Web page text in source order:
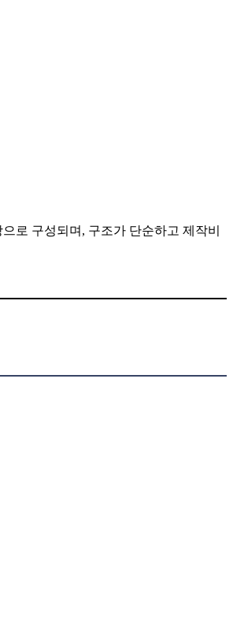
로 구성되며, 구조가 단순하고 제작비